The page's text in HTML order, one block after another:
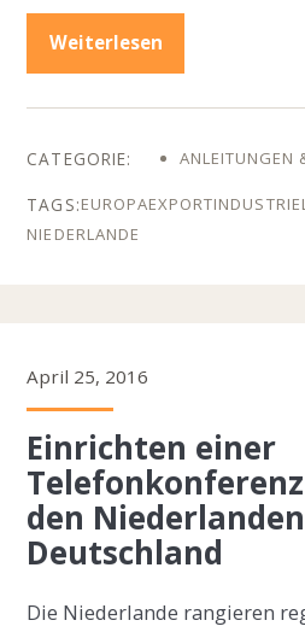
Weiterlesen
ANLEITUNGEN
EUROPAEXPORT
NIEDERLANDE
April 25, 2016
Einrichten einer
den
Deutschland
Die Niederlande rangieren